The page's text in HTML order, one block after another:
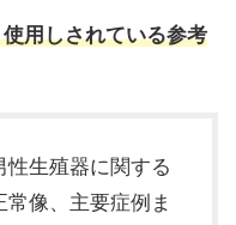
用しされている参考
生殖器に関する
像、主要症例ま